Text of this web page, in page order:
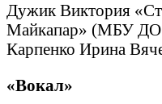
Дужик Виктория
Майкапар» (МБУ ДО
Карпенко Ирина
«Вокал»